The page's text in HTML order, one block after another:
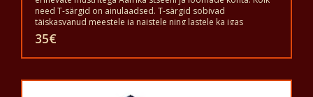
need T-särgid on ainulaadsed. T-särgid sobivad
täiskasvanud meestele ja naistele ning lastele ka igas
suuruses. T-särki võib pesta pesumasinas 40°C juures. Ja ei
anna värvi välja. T-särk on 100% puuvillane.
35€